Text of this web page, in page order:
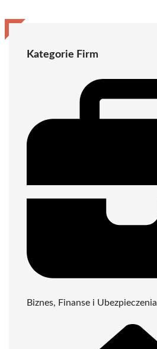
Kategorie Firm
Biznes, Finanse i Ubezpieczenia